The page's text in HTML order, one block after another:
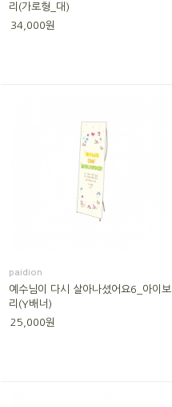
리(가로형_대)
34,000원
paidion
예수님이 다시 살아나셨어요6_아이보
리(Y배너)
25,000원